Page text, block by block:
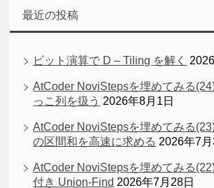
最近の投稿
ビット演算で D – Tiling を解く
AtCoder NoviStepsを埋めてみる
っこ列を扱う 2026年8月1日
AtCoder NoviStepsを埋めてみる
の区間和を高速に求める 2026年7月
AtCoder NoviStepsを埋めてみる
付き Union-Find 2026年7月28日